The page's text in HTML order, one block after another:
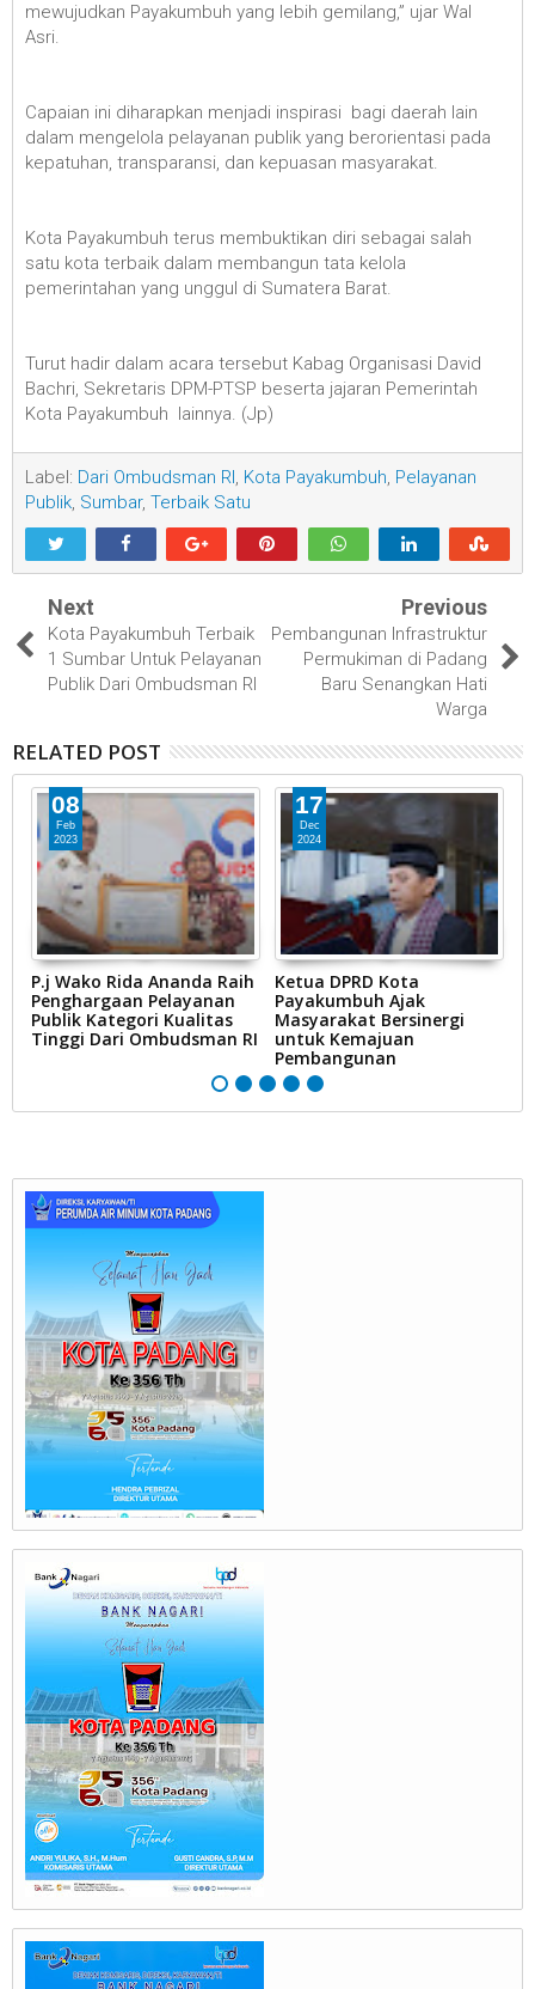
mewujudkan Payakumbuh yang lebih gemilang,” ujar Wal
Asri.
Capaian ini diharapkan menjadi inspirasi bagi daerah lain
dalam mengelola pelayanan publik yang berorientasi pada
kepatuhan, transparansi, dan kepuasan masyarakat.
Kota Payakumbuh terus membuktikan diri sebagai salah
satu kota terbaik dalam membangun tata kelola
pemerintahan yang unggul di Sumatera Barat.
Turut hadir dalam acara tersebut Kabag Organisasi David
Bachri, Sekretaris DPM-PTSP beserta jajaran Pemerintah
Kota Payakumbuh lainnya. (Jp)
Label: Dari Ombudsman RI Kota Payakumbuh Pelayanan
Publik Sumbar, Terbaik Satu
Next
Kota Payakumbuh Terbaik
1 Sumbar Untuk Pelayanan
Publik Dari Ombudsman RI
Previous
Pembangunan Infrastruktur
Permukiman di Padang
Baru Senangkan Hati
Warga
RELATED POST
08
Feb
2023
P.j Wako Rida Ananda Raih
Penghargaan Pelayanan
Publik Kategori Kualitas
Tinggi Dari Ombudsman RI
17
Dec
2024
Ketua DPRD Kota
Payakumbuh Ajak
Masyarakat Bersinergi
untuk Kemajuan
Pembangunan